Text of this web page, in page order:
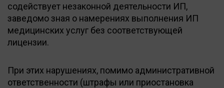
содействует незаконной деятельности ИП,
заведомо зная о намерениях выполнения ИП
медицинских услуг без соответствующей
лицензии.
При этих нарушениях, помимо административной
ответственности (штрафы или приостановка